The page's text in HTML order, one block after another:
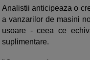
Analistii anticipeaza o
a vanzarilor de masini
usoare - ceea ce
suplimentare.